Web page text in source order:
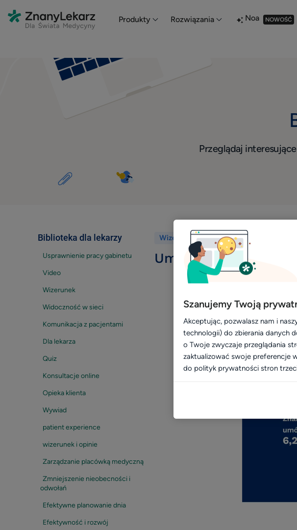
Produkty Rozwiązania Noa NOWOŚĆ
Przeglądaj
Wróć
Biblioteka dla lekarzy
Usprawnienie pracy gabinetu
Video
Wizerunek
Widoczność w sieci
Komunikacja z pacjentami
Dla lekarza
Quiz
Konsultacje online
Opieka klienta
Wywiad
patient experience
wizerunek i opinie
Zarządzanie placówką medyczną
Zmniejszenie nieobecności i
odwołań
Efektywne planowanie dnia
Efektywność i rozwój
Wizerunek infografiki
Umawianie wizyt i
Szanujemy Twoją
Akceptując, pozwalasz nam i
technologii) do zbierania danych
o Twoje zwyczaje przeglądania
zaktualizować swoje preferencje
do polityk prywatności stron